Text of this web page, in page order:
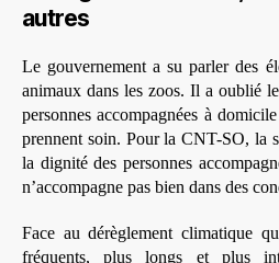
autres
Le gouvernement a su parler des
animaux dans les zoos. Il a oublié
personnes accompagnées à
prennent soin. Pour la CNT-SO, la
la dignité des personnes
n’accompagne pas bien dans des
Face au dérèglement climatique
fréquents, plus longs et plus